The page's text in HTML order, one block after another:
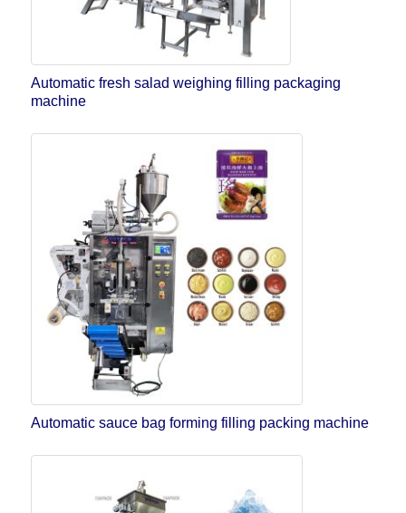
Automatic fresh salad weighing filling packaging
machine
Automatic sauce bag forming filling packing machine